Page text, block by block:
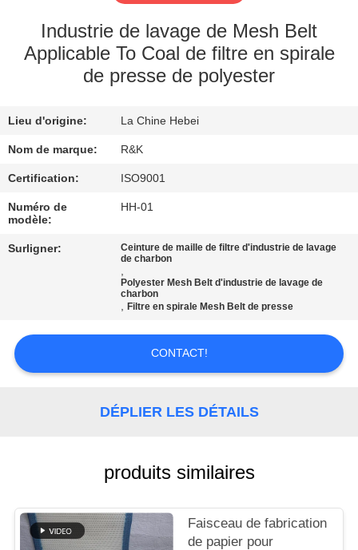
VISITE
D'USINE
DE
QUALITÉ
CONTACTEZ-
NOUS
NOUVELLES
DEMANDEZ
CITATION
PRIVACY
Industrie de lavage de Mesh Belt
Applicable To Coal de filtre en spirale
de presse de polyester
Lieu d'origine: La Chine Hebei
Nom de marque: R&K
Certification: ISO9001
Numéro de
modèle:
HH-01
Surligner:
Ceinture de maille de filtre d'industrie de lavage
de charbon
,
Polyester Mesh Belt d'industrie de lavage de
charbon
,Filtre en spirale Mesh Belt de presse
CONTACT!
DÉPLIER LES DÉTAILS
produits similaires
Faisceau de fabrication
de papier pour